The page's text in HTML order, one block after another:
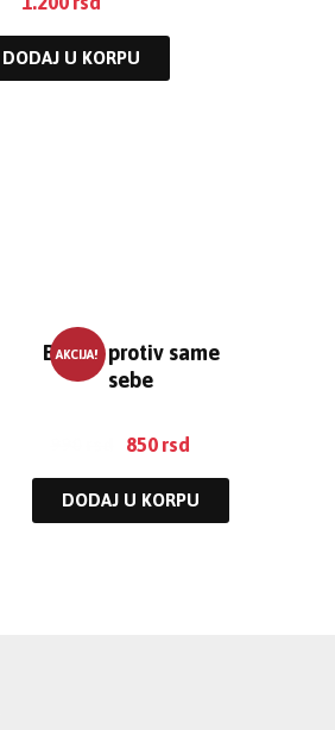
DODAJ U KORPU
AKCIJA!
Biblija protiv same
sebe
850 rsd
DODAJ U KORPU